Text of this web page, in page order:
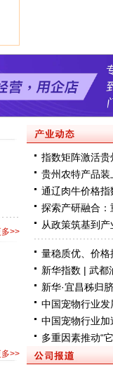
>>
指数矩阵激活
贵州农特产品装
通辽肉牛价格指
探索产研融合
从政策筑基到
量稳质优、价
新华指数 | 武都
新华·宜昌秭归
中国宠物行业
中国宠物行业
多重因素推动“
>>